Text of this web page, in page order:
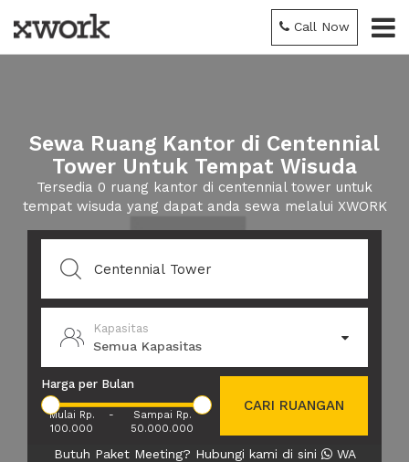
Call Now
Sewa Ruang Kantor di Centennial
Tower Untuk Tempat Wisuda
Tersedia 0 ruang kantor di centennial tower untuk
tempat wisuda yang dapat anda sewa melalui XWORK
Kapasitas
Semua Kapasitas
Harga per Bulan
Mulai Rp.
100.000
-
Sampai Rp.
50.000.000
CARI RUANGAN
Butuh Paket Meeting? Hubungi kami di sini
WA